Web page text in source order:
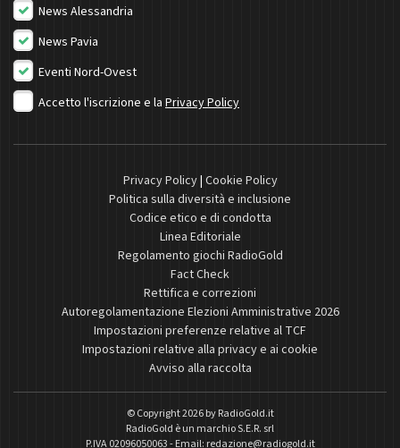
News Alessandria
News Pavia
Eventi Nord-Ovest
Accetto l'iscrizione e la Privacy Policy
Privacy Policy| Cookie Policy
Politica sulla diversità e inclusione
Codice etico e di condotta
Linea Editoriale
Regolamento giochi RadioGold
Fact Check
Rettifica e correzioni
Autoregolamentazione Elezioni Amministrative 2026
Impostazioni preferenze relative al TCF
Impostazioni relative alla privacy e ai cookie
Avviso alla raccolta
© Copyright 2026 byRadioGold.it
RadioGold è un marchio S.E.R. srl
P.IVA 02096050063 - Email: redazione@radiogold.it